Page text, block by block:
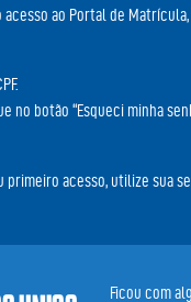
ao Portal de
no botão “Esqueci minha
primeiro acesso, utilize sua
Ficou com